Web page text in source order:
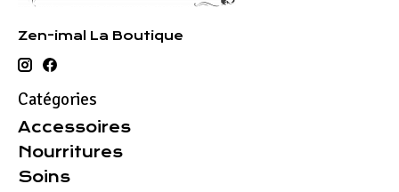
Zen-imal La Boutique
Catégories
Accessoires
Nourritures
Soins